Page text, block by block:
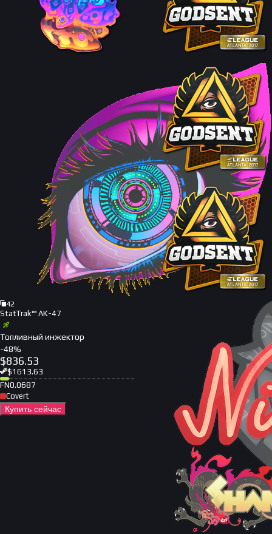
42
StatTrak™ AK-47
Топливный инжектор
-48%
$836.53
$1613.63
FN0.0687
Covert
Купить сейчас